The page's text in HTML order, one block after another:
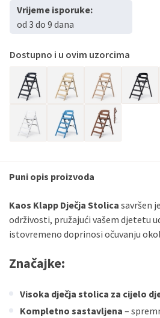
PBZ
PBZ
Erste
Maestro
Erste
Master
Erste
Visa
Sve banke Visa
Sve banke
Maestro
ECC
Vrijeme isporuke:
od 3 do 9 dana
Dostupno i u ovim uzorcima
Puni opis proizvoda
Kaos Klapp Dječja Stolica savršen
održivosti, pružajući vašem djetetu
istovremeno doprinosi očuvanju
Značajke:
Visoka dječja stolica za cijelo
Kompletno sastavljena –